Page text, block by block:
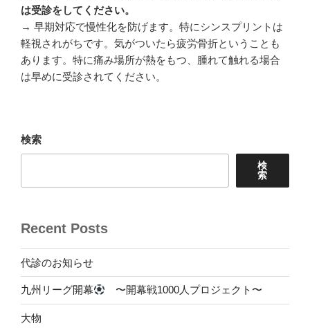
は受診をしてください。
→ 早期対応で慢性化を防げます。特にシンスプリントは
軽視されがちです。気がついたら疲労骨折ということも
あります。特に痛み場所が熱をもつ、腫れて触れる場合
は早めに受診されてください。
検索
検
索
Recent Posts
代診のお知らせ
九州リーグ開幕 〜開幕戦1000人プロジェクト〜
大物